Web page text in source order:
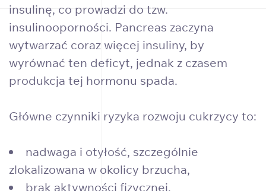
insulinę, co prowadzi do tzw.
insulinooporności. Pancreas zaczyna
wytwarzać coraz więcej insuliny, by
wyrównać ten deficyt, jednak z czasem
produkcja tej hormonu spada.
Główne czynniki ryzyka rozwoju cukrzycy to:
nadwaga i otyłość, szczególnie
zlokalizowana w okolicy brzucha,
brak aktywności fizycznej,